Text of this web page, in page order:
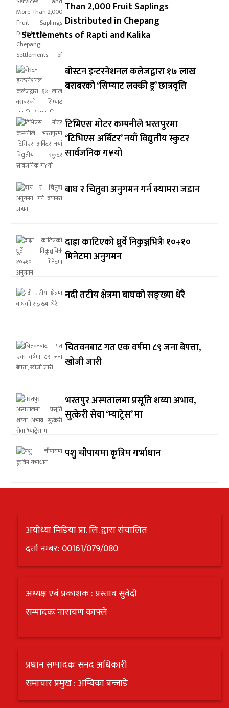
Than 2,000 Fruit Saplings
Distributed in Chepang
Settlements of Rapti and Kalika
बोस्टन इन्टरनेशनल कलेजद्वारा १७ लाख
बराबरको ‘सिम्याट लक्की ड्र’ छात्रवृत्ति
टिभिएस मोटर कम्पनीले भरतपुरमा
‘टिभिएस अर्बिटर’ नयाँ विद्युतीय स्कुटर
सार्वजनिक ग¥यो
बाघ र चितुवा अनुगमन गर्न क्यामरा जडान
दाह्रा काटिएको ध्रुर्वे निकुञ्जभित्रैः १०÷१०
मिनेटमा अनुगमन
नदी तटीय क्षेत्रमा बाघको सङ्ख्या धेरै
चितवनबाट गत एक वर्षमा ८९ जना बेपत्ता,
खोजी जारी
भरतपुर अस्पतालमा प्रसूति शय्या अभाव,
सुत्केरी सेवा ‘म्याट्रेस’ मा
पशु चौपायमा कृत्रिम गर्भाधान
अयोध्या मिडिया प्रा. लि. द्वारा संचालित
दर्ता नम्बर: 00161/079/080
अध्यक्ष एबं प्रकाशक : प्रस्ताव सुवेदी
सम्पादकः नारायण काफ्ले
प्रधान सम्पादकः सनद अधिकारी
समाचार प्रमुख : अम्विका बन्जाडे